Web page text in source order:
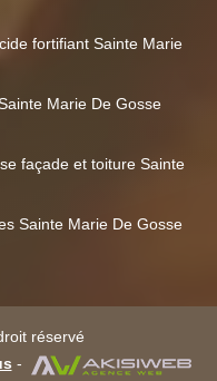
fortifiant Sainte Marie
Marie De Gosse
façade et toiture Sainte
Sainte Marie De Gosse
réservé
-